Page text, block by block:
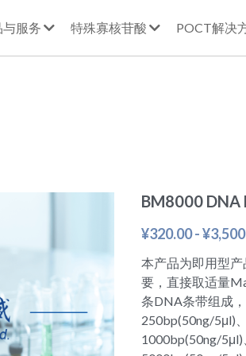
与服务 特殊寡核苷酸 POCT解决
BM8000 DNA
¥320.00 -
本产品为即用型
要，直接取适量
条DNA条带组成
250bp(50ng/5μl)
1000bp(50ng/5μl)